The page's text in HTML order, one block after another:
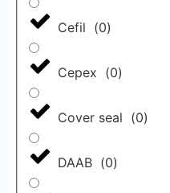
Cefil (0)
Cepex (0)
Cover seal (0)
DAAB (0)